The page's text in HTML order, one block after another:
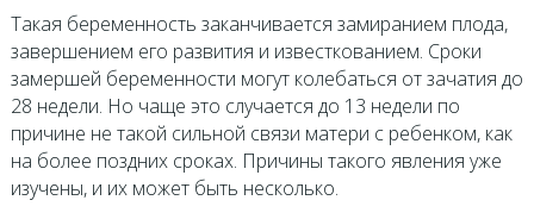
Такая беременность заканчивается замиранием плода,
завершением его развития и известкованием. Сроки
замершей беременности могут колебаться от зачатия до
28 недели. Но чаще это случается до 13 недели по
причине не такой сильной связи матери с ребенком, как
на более поздних сроках. Причины такого явления уже
изучены, и их может быть несколько.